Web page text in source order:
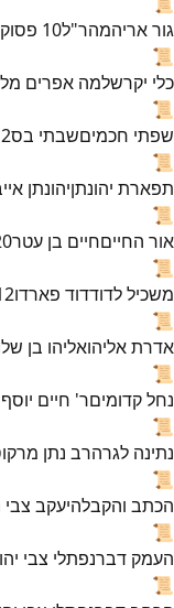
גור אריהמהר"ל10
📜
כלי יקרשלמה אפרים
📜
שפתי חכמיםשבתי בס
📜
תפארת יהונתןיהונתן
📜
אור החייםחיים בן עטר
📜
משכיל לדודדוד פארדו
📜
אדרת אליהואליהו בן
📜
נחל קדומיםר' חיים
📜
נתינה לגרהרב נתן
📜
הכתב והקבלהיעקב
📜
העמק דברנפתלי צבי
📜